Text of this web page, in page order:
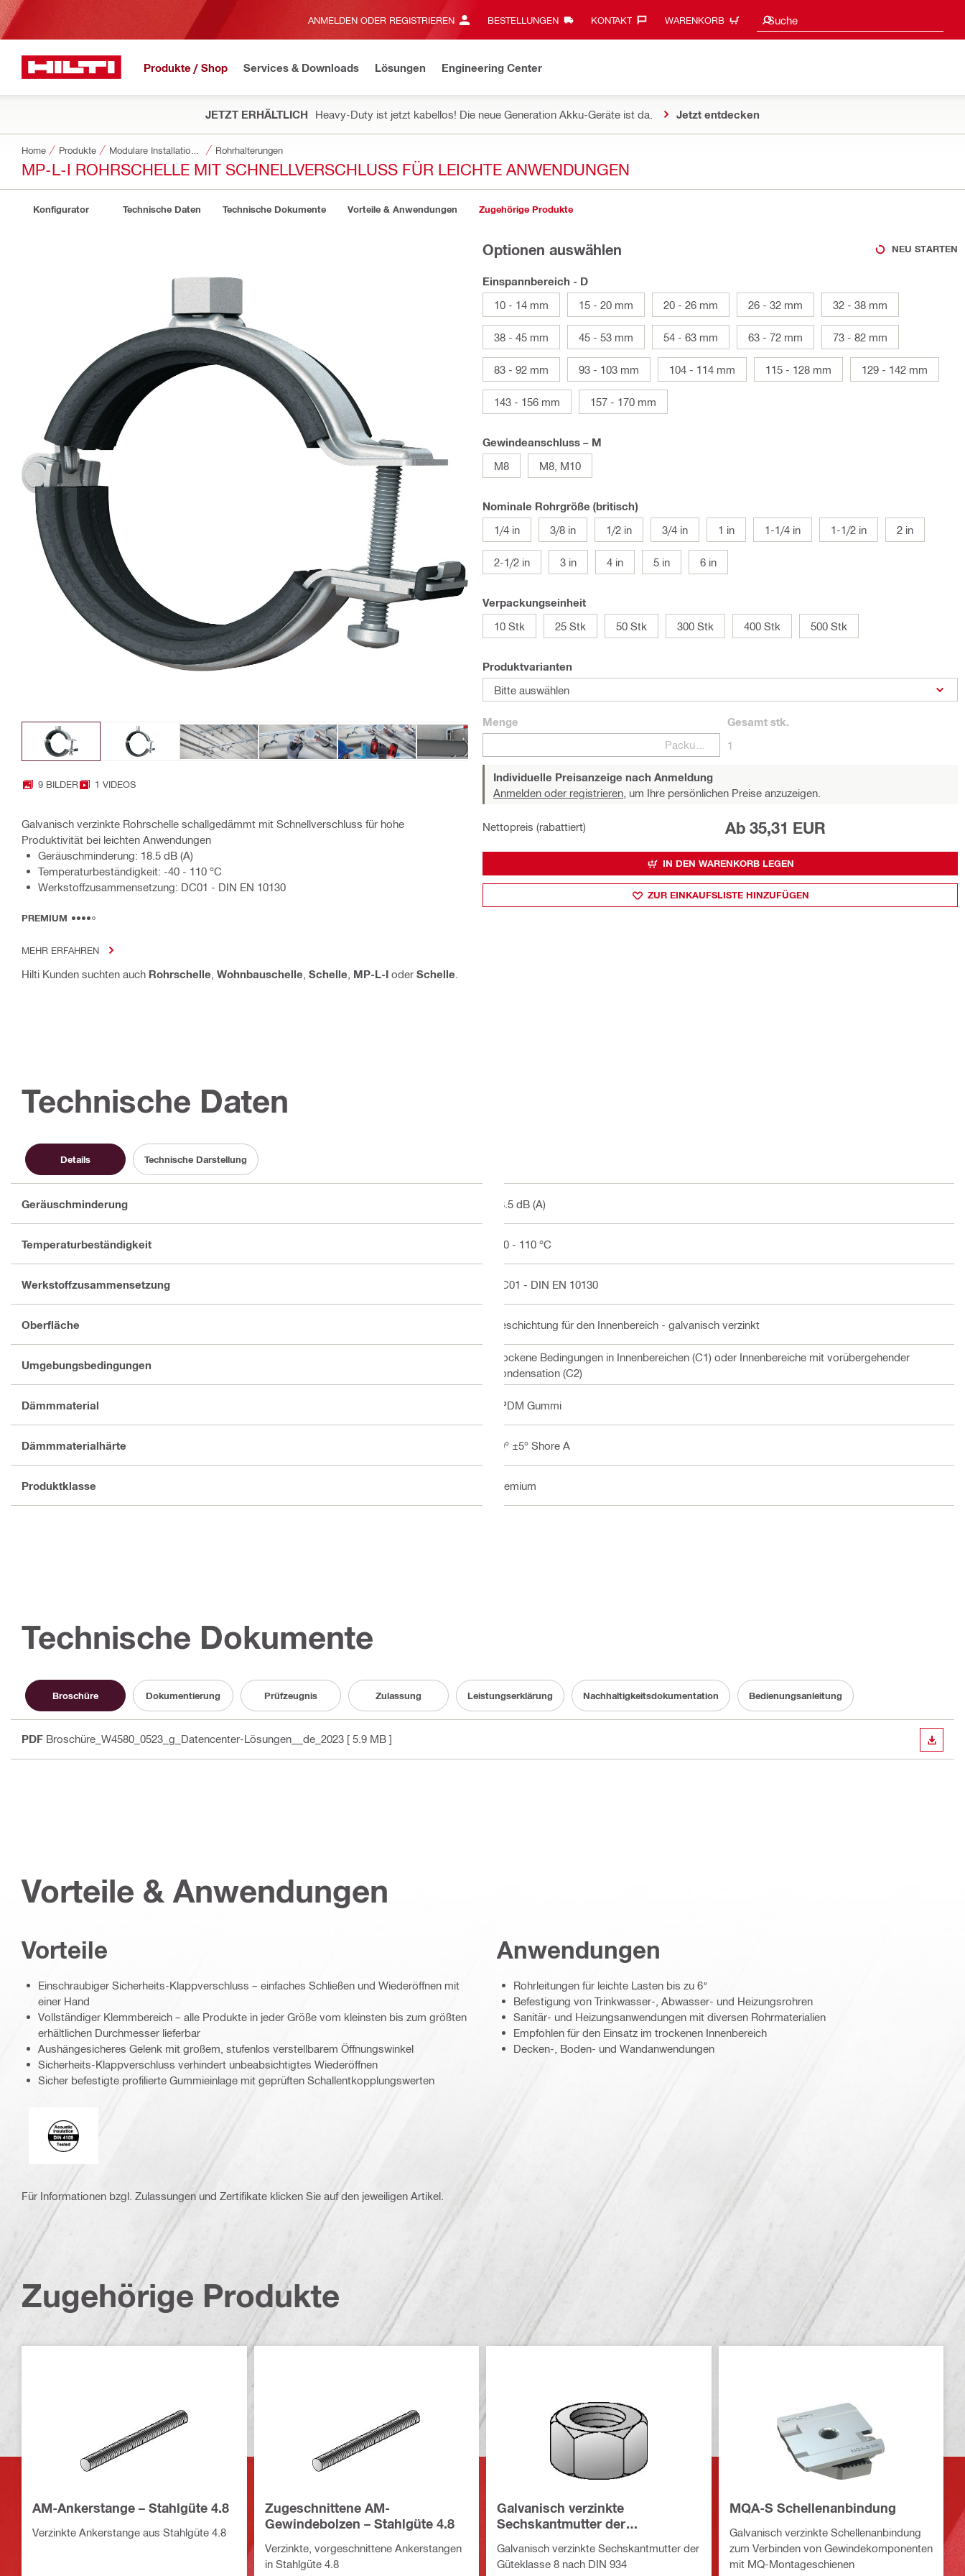
ANMELDEN ODER REGISTRIEREN BESTELLUNGEN KONTAKT‎ WARENKORB Suche
Suchvorschläge
Produkte / Shop Services & Downloads Lösungen Engineering Center
JETZT ERHÄLTLICH Heavy-Duty ist jetzt kabellos! Die neue Generation Akku-Geräte ist da. Jetzt entdecken
Home Produkte Rohrhalterungen
MP-L-I ROHRSCHELLE MIT SCHNELLVERSCHLUSS FÜR LEICHTE ANWENDUNGEN
Konfigurator Technische Daten Technische Dokumente Vorteile & Anwendungen Zugehörige Produkte
9 BILDER 1 VIDEOS
Galvanisch verzinkte Rohrschelle schallgedämmt mit Schnellverschluss für hohe
Produktivität bei leichten Anwendungen
Geräuschminderung: 18.5 dB (A)
Temperaturbeständigkeit: -40 - 110 °C
Werkstoffzusammensetzung: DC01 - DIN EN 10130
PREMIUM
MEHR ERFAHREN
Hilti Kunden suchten auch Rohrschelle Wohnbauschelle Schelle MP-L-I oder Schelle
Optionen auswählen NEU STARTEN
Einspannbereich - D
10 - 14 mm
15 - 20 mm 20 - 26 mm 26 - 32 mm 32 - 38 mm
38 - 45 mm 45 - 53 mm 54 - 63 mm 63 - 72 mm 73 - 82 mm
83 - 92 mm 93 - 103 mm 104 - 114 mm 115 - 128 mm 129 - 142 mm
143 - 156 mm 157 - 170 mm
Gewindeanschluss – M
M8
M8, M10
Nominale Rohrgröße (britisch)
1/4 in
3/8 in 1/2 in 3/4 in 1 in 1-1/4 in 1-1/2 in 2 in
2-1/2 in 3 in 4 in 5 in 6 in
Verpackungseinheit
10 Stk
25 Stk 50 Stk 300 Stk 400 Stk 500 Stk
Produktvarianten
Bitte auswählen
Menge
Gesamt stk.
1
Individuelle Preisanzeige nach Anmeldung
Anmelden oder registrieren, um Ihre persönlichen Preise anzuzeigen.
Nettopreis (rabattiert) Ab 35,31 EUR
IN DEN WARENKORB LEGEN
ZUR EINKAUFSLISTE HINZUFÜGEN
Technische Daten
Details Technische Darstellung
Geräuschminderung 18.5 dB (A)
Temperaturbeständigkeit -40 - 110 °C
Werkstoffzusammensetzung DC01 - DIN EN 10130
Oberfläche Beschichtung für den Innenbereich - galvanisch verzinkt
Umgebungsbedingungen
Trockene Bedingungen in Innenbereichen (C1) oder Innenbereiche mit vorübergehender
Kondensation (C2)
Dämmmaterial EPDM Gummi
Dämmmaterialhärte 60° ±5° Shore A
Produktklasse Premium
Technische Dokumente
Broschüre Dokumentierung Prüfzeugnis Zulassung Leistungserklärung Nachhaltigkeitsdokumentation Bedienungsanleitung
PDF Broschüre_W4580_0523_g_Datencenter-Lösungen__de_2023 [ 5.9 MB ]
Vorteile & Anwendungen
Vorteile
Einschraubiger Sicherheits-Klappverschluss – einfaches Schließen und Wiederöffnen mit
einer Hand
Vollständiger Klemmbereich – alle Produkte in jeder Größe vom kleinsten bis zum größten
erhältlichen Durchmesser lieferbar
Aushängesicheres Gelenk mit großem, stufenlos verstellbarem Öffnungswinkel
Sicherheits-Klappverschluss verhindert unbeabsichtigtes Wiederöffnen
Sicher befestigte profilierte Gummieinlage mit geprüften Schallentkopplungswerten
Acoustic_insulation_4109_EN
Anwendungen
Rohrleitungen für leichte Lasten bis zu 6″
Befestigung von Trinkwasser-, Abwasser- und Heizungsrohren
Sanitär- und Heizungsanwendungen mit diversen Rohrmaterialien
Empfohlen für den Einsatz im trockenen Innenbereich
Decken-, Boden- und Wandanwendungen
Für Informationen bzgl. Zulassungen und Zertifikate klicken Sie auf den jeweiligen Artikel.
Zugehörige Produkte
AM-Ankerstange – Stahlgüte 4.8
Verzinkte Ankerstange aus Stahlgüte 4.8
Zugeschnittene AM-
Gewindebolzen – Stahlgüte 4.8
Verzinkte, vorgeschnittene Ankerstangen
in Stahlgüte 4.8
Galvanisch verzinkte
Sechskantmutter der
Galvanisch verzinkte Sechskantmutter der
Güteklasse 8 nach DIN 934
MQA-S Schellenanbindung
Galvanisch verzinkte Schellenanbindung
zum Verbinden von Gewindekomponenten
mit MQ-Montageschienen